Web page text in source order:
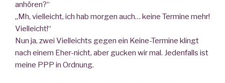
anhören?“
„Mh, vielleicht, ich hab morgen auch… keine Termine mehr!
Vielleicht!“
Nun ja, zwei Vielleichts gegen ein Keine-Termine klingt
nach einem Eher-nicht, aber gucken wir mal. Jedenfalls ist
meine PPP in Ordnung.